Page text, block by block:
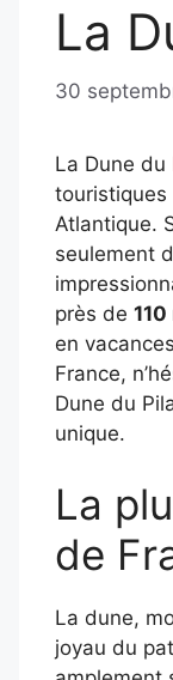
La
30
La Dune du
touristiques
Atlantique.
seulement
près de
en
France,
Dune du
unique.
La
de
La dune,
joyau du